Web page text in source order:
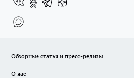
Обзорные статьи и пресс-релизы
О нас